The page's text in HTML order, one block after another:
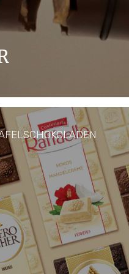
les amis, à n'importe